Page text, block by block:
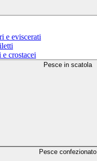
e eviscerati
crostacei
Pesce in scatola
Pesce confezionato